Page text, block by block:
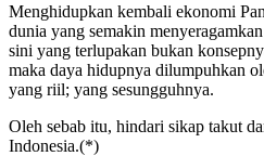
Menghidupkan kembali ekonomi
dunia yang semakin
sini yang terlupakan bukan
maka daya hidupnya dilumpuhkan
yang riil; yang sesungguhnya.
Oleh sebab itu, hindari sikap takut
Indonesia.(*)